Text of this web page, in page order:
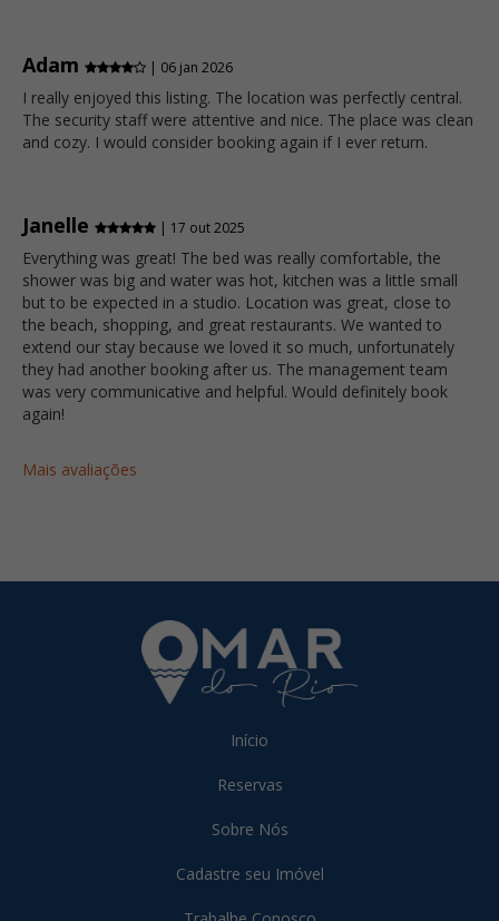
Adam | 06 jan 2026
I really enjoyed this listing. The location was perfectly central.
The security staff were attentive and nice. The place was clean
and cozy. I would consider booking again if I ever return.
Janelle | 17 out 2025
Everything was great! The bed was really comfortable, the
shower was big and water was hot, kitchen was a little small
but to be expected in a studio. Location was great, close to
the beach, shopping, and great restaurants. We wanted to
extend our stay because we loved it so much, unfortunately
they had another booking after us. The management team
was very communicative and helpful. Would definitely book
again!
Mais avaliações
Início
Reservas
Sobre Nós
Cadastre seu Imóvel